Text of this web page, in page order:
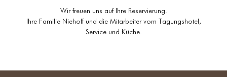
Wir freuen uns auf Ihre Reservierung.
Ihre Familie Niehoff und die Mitarbeiter vom Tagungshotel,
Service und Küche.